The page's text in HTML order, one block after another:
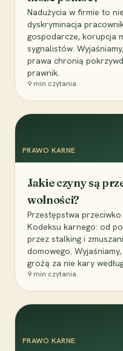
Nadużycia w firmie to
dyskryminacja
gospodarcze, korupcja
sygnalistów.
prawa chronią
prawnik.
9 min czytania
PRAWO KARNE
Jakie czyny są
wolności?
Przestępstwa
Kodeksu karnego: od
przez stalking i
domowego.
grożą za nie kary
9 min czytania
PRAWO KARNE